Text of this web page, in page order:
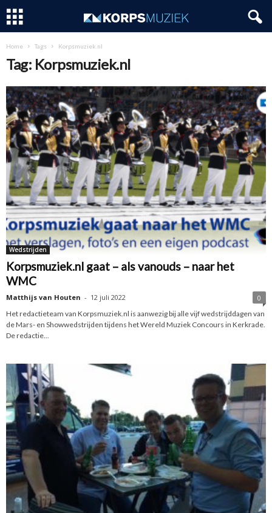
Home Tags Korpsmuziek.nl
Tag: Korpsmuziek.nl
Wedstrijden
Korpsmuziek.nl gaat – als vanouds – naar het
WMC
Matthijs van Houten - 12 juli 2022
0
Het redactieteam van Korpsmuziek.nl is aanwezig bij alle vijf wedstrijddagen van
de Mars- en Showwedstrijden tijdens het Wereld Muziek Concours in Kerkrade.
De redactie...